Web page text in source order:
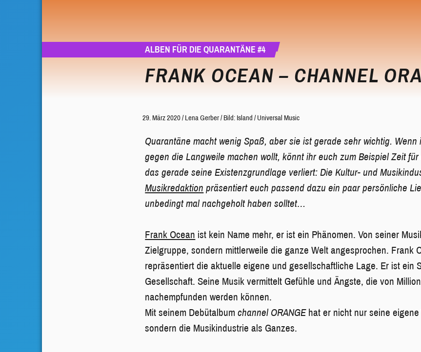
ALBEN FÜR DIE QUARANTÄNE #4
FRANK OCEAN – CHANNEL
29. März 2020/Lena Gerber/Bild: Island / Universal Music
Quarantäne macht wenig Spaß, aber sie ist gerade sehr wichtig. Wenn
gegen die Langweile machen wollt, könnt ihr euch zum Beispiel Zeit
das gerade seine Existenzgrundlage verliert: Die Kultur- und
Musikredaktion präsentiert euch passend dazu ein paar persönliche
unbedingt mal nachgeholt haben solltet…
Frank Ocean ist kein Name mehr, er ist ein Phänomen. Von seiner
Zielgruppe, sondern mittlerweile die ganze Welt angesprochen. Frank
repräsentiert die aktuelle eigene und gesellschaftliche Lage. Er ist ein
Gesellschaft. Seine Musik vermittelt Gefühle und Ängste, die von
nachempfunden werden können.
Mit seinem Debütalbumchannel ORANGEhat er nicht nur seine eigene
sondern die Musikindustrie als Ganzes.